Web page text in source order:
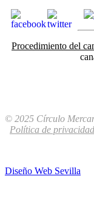
Procedimiento del
© 2025 Círculo
Política de privacidad
Diseño Web Sevilla